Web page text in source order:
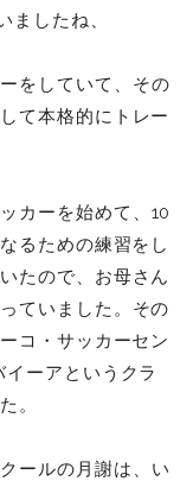
ましたね、
をしていて、その
て本格的にトレー
カーを始めて、10
るための練習をし
たので、お母さん
ていました。その
コ・サッカーセン
ーアというクラ
た。
ールの月謝は、い